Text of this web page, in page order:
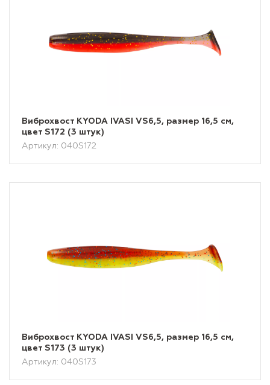
Виброхвост KYODA IVASI VS6,5, размер 16,5 см,
цвет S172 (3 штук)
Артикул: 040S172
Виброхвост KYODA IVASI VS6,5, размер 16,5 см,
цвет S173 (3 штук)
Артикул: 040S173